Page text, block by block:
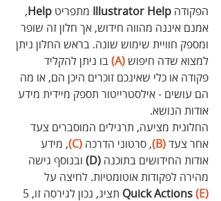
הפקודה Illustrator Help מתפריט Help
,
אמנם איננה מהווה חידוש, אך חלון זה שופר
ומספק חוויית שימוש שונה. בראש החלון ניתן
למצוא שדה חיפוש (A)
בו ניתן להקליד
פקודה או כלי שאינכם זוכרים היכן הם, או מה
הם עושים - אילסטרייטור תספק מיידית מידע
אודות הנושא.
החלונית מציעה, תרגילים המוסברים צעד
אחר צעד (B) , סרטוני הדרכה (C)
, מידע
אודות החידושים בתוכנה (D)
ובנוסף גישה
מהירה לפקודות אוטומטיות. לחיצה על
Quick Actions (E)